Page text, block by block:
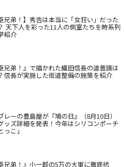
兄弟！】秀吉は本当に「女狂い」だった
天下人を彩った11人の側室たちを時系列
紹介
兄弟！』で描かれた織田信長の道普請は
信長が実施した街道整備の施策を紹介
レーの豊島屋が『鳩の日』（8月10日）
ッズ詳細を発表！今年はシリコンポーチ
っこ」
兄弟！』小一郎の5万の大軍に徹底抗